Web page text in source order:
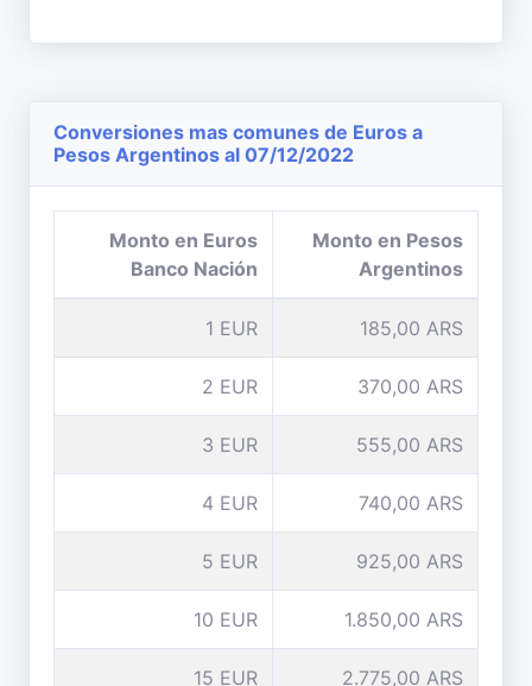
Conversiones mas comunes de Euros a
Pesos Argentinos al 07/12/2022
Monto en Euros
Banco Nación
Monto en Pesos
Argentinos
1 EUR 185,00 ARS
2 EUR 370,00 ARS
3 EUR 555,00 ARS
4 EUR 740,00 ARS
5 EUR 925,00 ARS
10 EUR 1.850,00 ARS
15 EUR 2.775,00 ARS